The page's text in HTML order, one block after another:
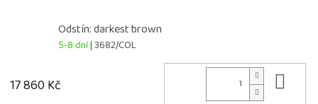
Odstín: darkest brown
5-8 dní| 3682/COL
17 860 Kč